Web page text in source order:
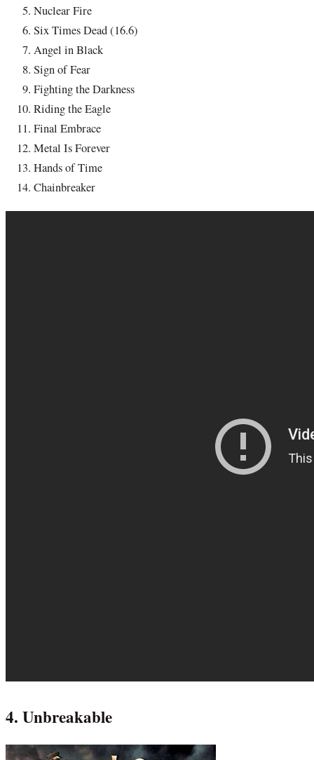
Nuclear Fire
Six Times Dead (16.6)
Angel in Black
Sign of Fear
Fighting the Darkness
Riding the Eagle
Final Embrace
Metal Is Forever
Hands of Time
Chainbreaker
4. Unbreakable